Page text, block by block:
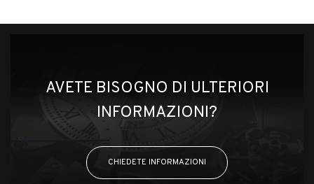
AVETE BISOGNO DI ULTERIORI
INFORMAZIONI?
CHIEDETE INFORMAZIONI